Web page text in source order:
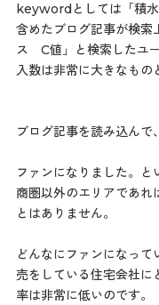
keywordとしては「積
含めたブログ記事が検索
ス C値」と検索したユ
入数は非常に大きなもの
ブログ記事を読み込んで
ファンになりました。
商圏以外のエリアであれ
とはありません。
どんなにファンになっ
売をしている住宅会社に
率は非常に低いのです。